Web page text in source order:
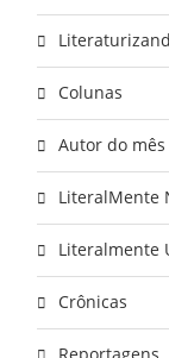
Colunas
Autor do mês
LiteralMente
Literalmente
Crônicas